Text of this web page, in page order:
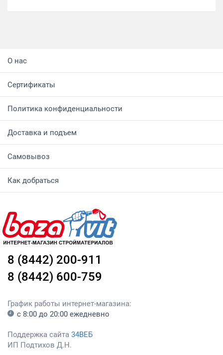
О нас
Сертификаты
Политика конфиденциальности
Доставка и подъем
Самовывоз
Как добраться
8 (8442) 200-911
8 (8442) 600-759
График работы интернет-магазина:
с 8:00 до 20:00 ежедневно
Поддержка сайта 34ВЕБ
ИП Подтихов Д.Н.